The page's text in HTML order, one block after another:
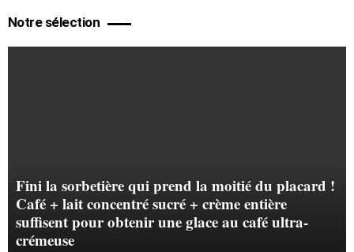
Notre sélection
Fini la sorbetière qui prend la moitié du placard !
Café + lait concentré sucré + crème entière
suffisent pour obtenir une glace au café ultra-
crémeuse